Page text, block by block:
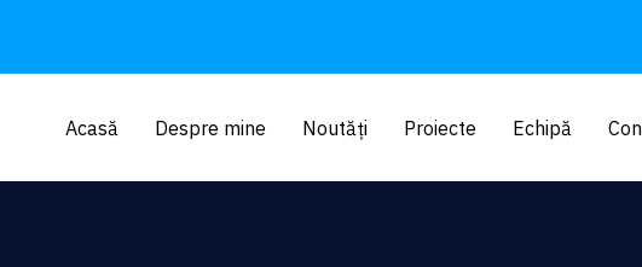
Acasă Despre mine Noutăți Proiecte Echipă